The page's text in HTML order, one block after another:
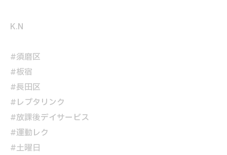
K.N
#須磨区
#板宿
#長田区
#レプタリンク
#放課後デイサービス
#運動レク
#土曜日